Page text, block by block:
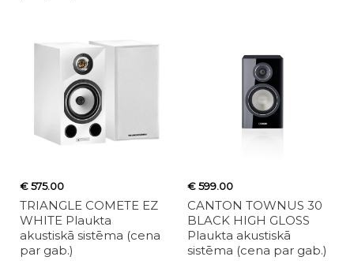
€ 575.00
TRIANGLE COMETE EZ
WHITE Plaukta
akustiskā sistēma (cena
par gab.)
€ 599.00
CANTON TOWNUS 30
BLACK HIGH GLOSS
Plaukta akustiskā
sistēma (cena par gab.)